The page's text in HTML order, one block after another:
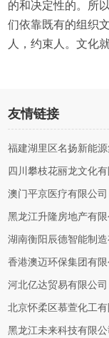
的和决定性的。所
们依靠既有的组织
人，约束人。文化
友情链接
福建湖里区名扬新能源
四川攀枝花丽龙文化有
澳门平京医疗有限公司
黑龙江升隆房地产有限
湖南衡阳辰德智能制造
香港澳迈环保集团有限
河北亿达贸易有限公司
北京怀柔区慕萱化工有
黑龙江未来科技有限公